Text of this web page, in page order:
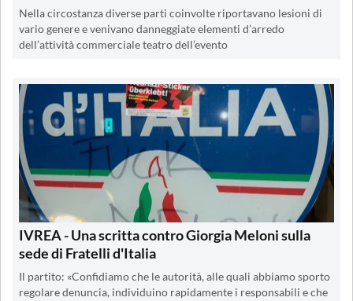
Nella circostanza diverse parti coinvolte riportavano lesioni di
vario genere e venivano danneggiate elementi d’arredo
dell’attività commerciale teatro dell’evento
IVREA - Una scritta contro Giorgia Meloni sulla
sede di Fratelli d'Italia
Il partito: «Confidiamo che le autorità, alle quali abbiamo sporto
regolare denuncia, individuino rapidamente i responsabili e che